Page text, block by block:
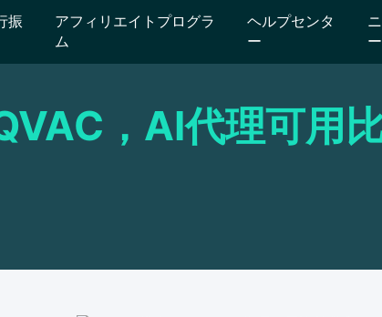
振
アフィリエイトプログラ
ム
ヘルプセンタ
ー
ー
，AI代理可用